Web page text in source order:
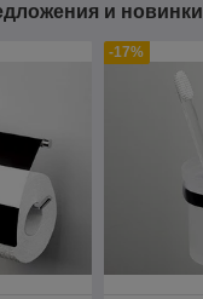
и новинки
-17%